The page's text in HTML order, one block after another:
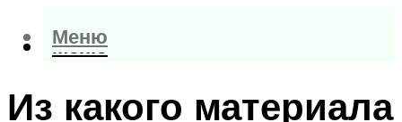
Меню
Меню
Из какого материала